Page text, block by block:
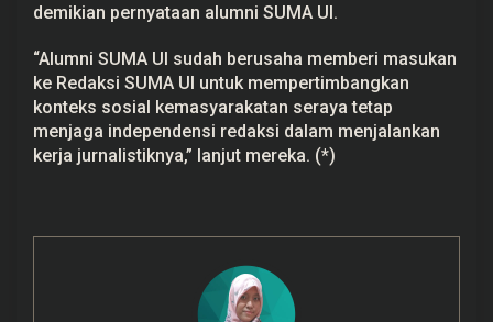
demikian pernyataan alumni SUMA UI.
“Alumni SUMA UI sudah berusaha memberi masukan
ke Redaksi SUMA UI untuk mempertimbangkan
konteks sosial kemasyarakatan seraya tetap
menjaga independensi redaksi dalam menjalankan
kerja jurnalistiknya,” lanjut mereka. (*)